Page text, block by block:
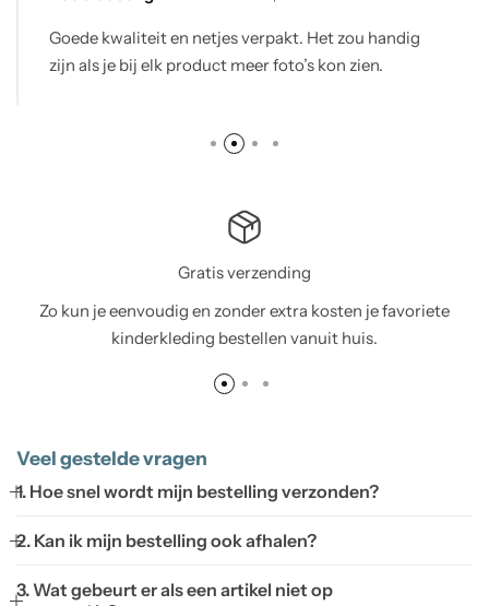
Goede kwaliteit en netjes verpakt. Het zou handig
zijn als je bij elk product meer foto’s kon zien.
Gratis verzending
Zo kun je eenvoudig en zonder extra kosten je favoriete
kinderkleding bestellen vanuit huis.
Veel gestelde vragen
1. Hoe snel wordt mijn bestelling verzonden?
2. Kan ik mijn bestelling ook afhalen?
3. Wat gebeurt er als een artikel niet op